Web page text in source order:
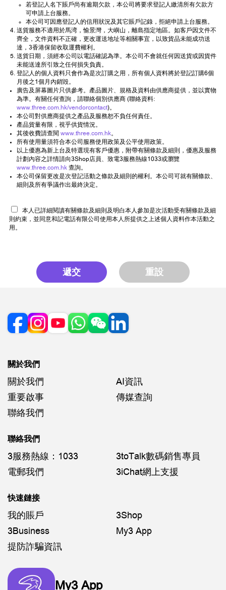
若登記人名下賬戶尚有逾期欠款，本公司將要求登記人繳清所有欠款方
可申請上台服務。
本公司可因應登記人的信用狀況及其它賬戶記錄，拒絕申請上台服務。
送貨服務不適用於馬湾，愉景灣，大嶼山，離島指定地區。如客戶因文件不
齊全，文件資料不正確，更改運送地址等相關事宜，以致貨品未能成功送
達，3香港保留收取運費權利。
送貨日期，須經本公司以電話確認為準。本公司不會就任何因送貨或因貨件
未能送達所引致之任何損失負責。
登記人的個人資料只會作為是次訂購之用，所有個人資料將於登記訂購6個
月後之1個月內銷毀。
廣告及屏幕圖片只供參考。產品圖片、規格及資料由供應商提供，並以實物
為準。有關任何查詢，請聯絡個別供應商 (聯絡資料:
www.three.com.hk/vendorcontact)。
本公司對供應商提供之產品及服務恕不負任何責任。
產品貨量有限，視乎供貨情況。
其後收費請查閱 www.three.com.hk。
所有使用量須符合本公司服務使用政策及公平使用政策。
以上優惠為新上台及特選現有客戶優惠，附帶有關條款及細則，優惠及服務
計劃內容之詳情請向3Shop店員、致電3服務熱線1033或瀏覽
www.three.com.hk 查詢。
本公司保留更改是次登記活動之條款及細則的權利。本公司可就有關條款、
細則及所有爭議作出最終決定。
本人已詳細閱讀有關條款及細則及明白本人參加是次活動受有關條款及細
則約束，並同意和記電話有限公司使用本人所提供之上述個人資料作本活動之
用。
遞交 重設
關於我們
關於我們
AI資訊
重要啟事
傳媒查詢
聯絡我們
聯絡我們
3服務熱線：1033
3toTalk數碼銷售專員
電郵我們
3iChat網上支援
快速鏈接
我的賬戶
3Shop
3Business
My3 App
提防詐騙資訊
My3 App